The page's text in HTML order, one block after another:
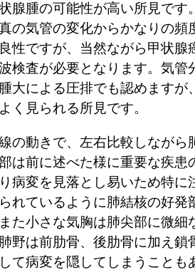
腺腫の可能性が高い所見です
の気管の変化からかなりの頻
性ですが、当然ながら甲状腺
検査が必要となります。気管
大による圧排でも認めますが
く見られる所見です。
の動きで、左右比較しながら
は前に述べた様に重要な疾患
病変を見落とし易いため特に
れているように肺結核の好発
た小さな気胸は肺尖部に微細
野は前肋骨、後肋骨に加え鎖
て病変を隠してしまうことも